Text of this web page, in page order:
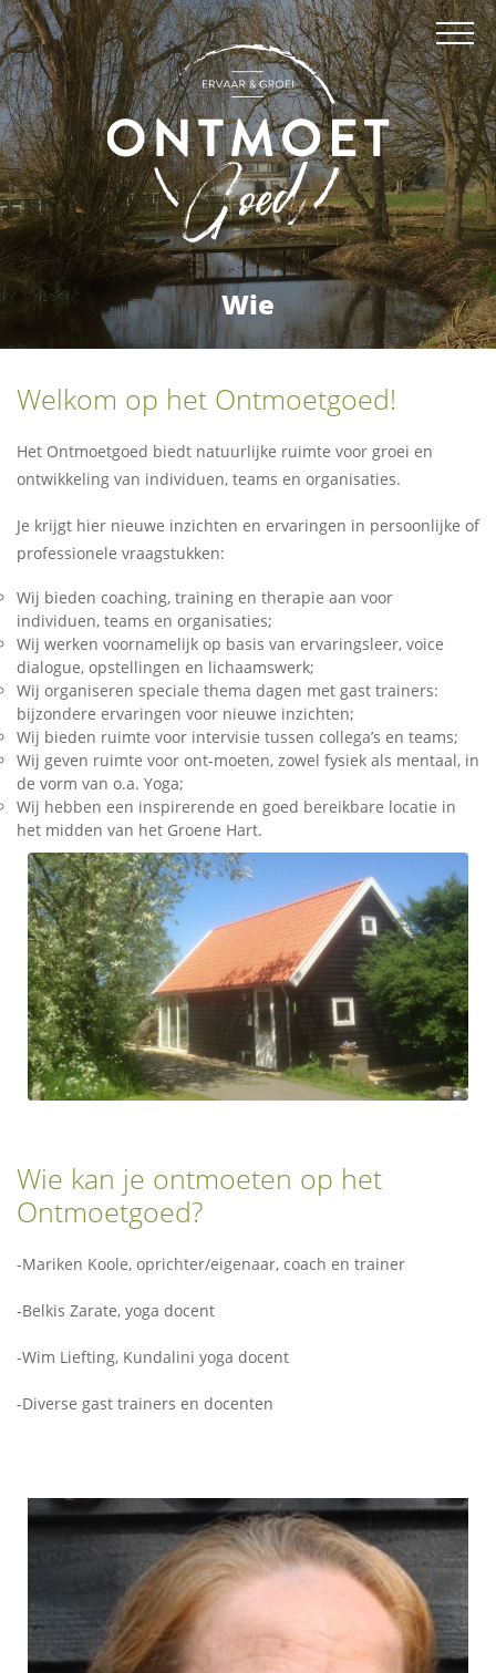
Wie
Welkom op het Ontmoetgoed!
Het Ontmoetgoed biedt natuurlijke ruimte voor groei en
ontwikkeling van individuen, teams en organisaties.
Je krijgt hier nieuwe inzichten en ervaringen in persoonlijke of
professionele vraagstukken:
Wij bieden coaching, training en therapie aan voor
individuen, teams en organisaties;
Wij werken voornamelijk op basis van ervaringsleer, voice
dialogue, opstellingen en lichaamswerk;
Wij organiseren speciale thema dagen met gast trainers:
bijzondere ervaringen voor nieuwe inzichten;
Wij bieden ruimte voor intervisie tussen collega’s en teams;
Wij geven ruimte voor ont-moeten, zowel fysiek als mentaal, in
de vorm van o.a. Yoga;
Wij hebben een inspirerende en goed bereikbare locatie in
het midden van het Groene Hart.
Wie kan je ontmoeten op het
Ontmoetgoed?
-Mariken Koole, oprichter/eigenaar, coach en trainer
-Belkis Zarate, yoga docent
-Wim Liefting, Kundalini yoga docent
-Diverse gast trainers en docenten